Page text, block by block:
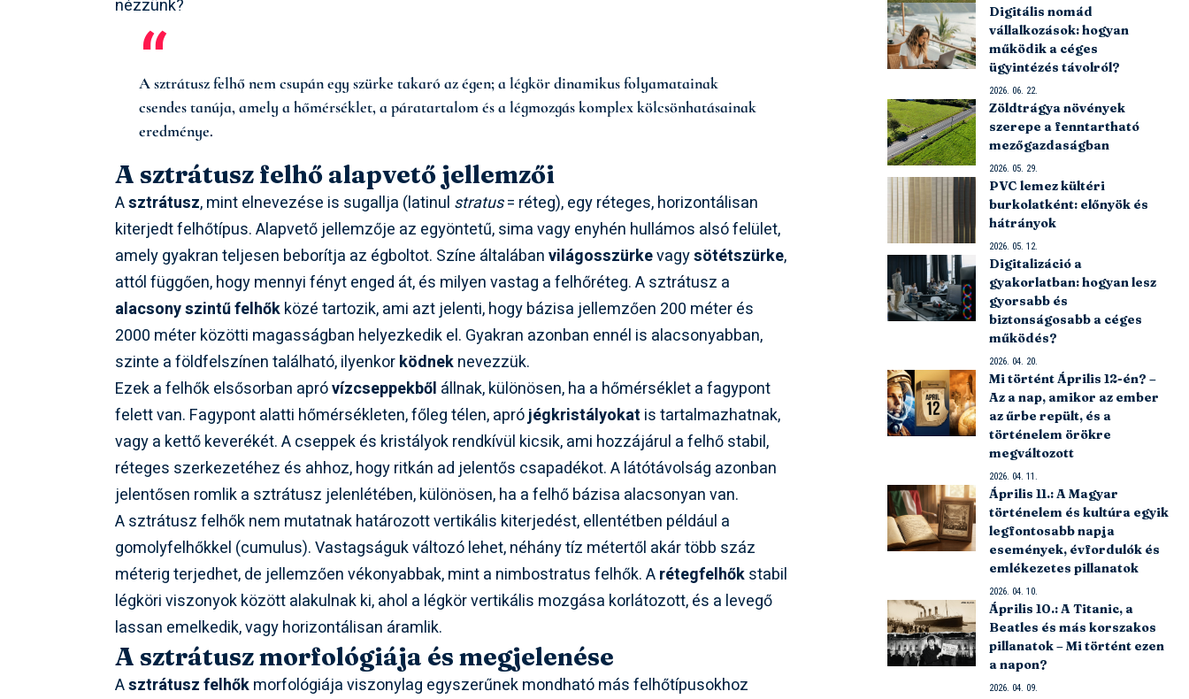
nézzünk?
A sztrátusz felhő nem csupán egy szürke takaró az égen; a légkör dinamikus folyamatainak
csendes tanúja, amely a hőmérséklet, a páratartalom és a légmozgás komplex kölcsönhatásainak
eredménye.
A sztrátusz felhő alapvető jellemzői
Asztrátusz, mint elnevezése is sugallja (latinul stratus= réteg), egy réteges, horizontálisan
kiterjedt felhőtípus. Alapvető jellemzője az egyöntetű, sima vagy enyhén hullámos alsó felület,
amely gyakran teljesen beborítja az égboltot. Színe általábanvilágosszürkevagysötétszürke,
attól függően, hogy mennyi fényt enged át, és milyen vastag a felhőréteg. A sztrátusz a
alacsony szintű felhőkközé tartozik, ami azt jelenti, hogy bázisa jellemzően 200 méter és
2000 méter közötti magasságban helyezkedik el. Gyakran azonban ennél is alacsonyabban,
szinte a földfelszínen található, ilyenkorködneknevezzük.
Ezek a felhők elsősorban apróvízcseppekből állnak, különösen, ha a hőmérséklet a fagypont
felett van. Fagypont alatti hőmérsékleten, főleg télen, aprójégkristályokat is tartalmazhatnak,
vagy a kettő keverékét. A cseppek és kristályok rendkívül kicsik, ami hozzájárul a felhő stabil,
réteges szerkezetéhez és ahhoz, hogy ritkán ad jelentős csapadékot. A látótávolság azonban
jelentősen romlik a sztrátusz jelenlétében, különösen, ha a felhő bázisa alacsonyan van.
A sztrátusz felhők nem mutatnak határozott vertikális kiterjedést, ellentétben például a
gomolyfelhőkkel (cumulus). Vastagságuk változó lehet, néhány tíz métertől akár több száz
méterig terjedhet, de jellemzően vékonyabbak, mint a nimbostratus felhők. Arétegfelhőkstabil
légköri viszonyok között alakulnak ki, ahol a légkör vertikális mozgása korlátozott, és a levegő
lassan emelkedik, vagy horizontálisan áramlik.
A sztrátusz morfológiája és megjelenése
Asztrátusz felhőkmorfológiája viszonylag egyszerűnek mondható más felhőtípusokhoz
Digitális nomád
vállalkozások: hogyan
működik a céges
ügyintézés távolról?
2026. 06. 22.
Zöldtrágya növények
szerepe a fenntartható
mezőgazdaságban
2026. 05. 29.
PVC lemez kültéri
burkolatként: előnyök és
hátrányok
2026. 05. 12.
Digitalizáció a
gyakorlatban: hogyan lesz
gyorsabb és
biztonságosabb a céges
működés?
2026. 04. 20.
Mi történt Április 12-én? –
Az a nap, amikor az ember
az űrbe repült, és a
történelem örökre
megváltozott
2026. 04. 11.
Április 11.: A Magyar
történelem és kultúra egyik
legfontosabb napja
események, évfordulók és
emlékezetes pillanatok
2026. 04. 10.
Április 10.: A Titanic, a
Beatles és más korszakos
pillanatok – Mi történt ezen
a napon?
2026. 04. 09.